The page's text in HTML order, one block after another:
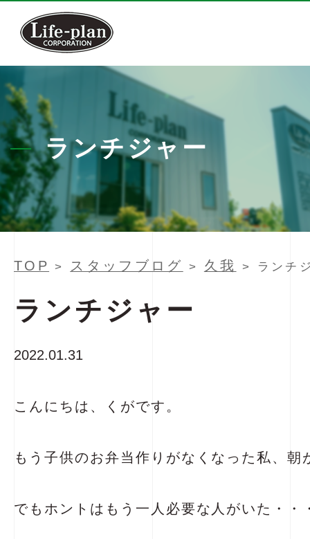
ランチジャー
TOP > スタッフブログ > 久我 > ランチ
ランチジャー
2022.01.31
こんにちは、くがです。
もう子供のお弁当作りがなくなった私、朝
でもホントはもう一人必要な人がいた・・